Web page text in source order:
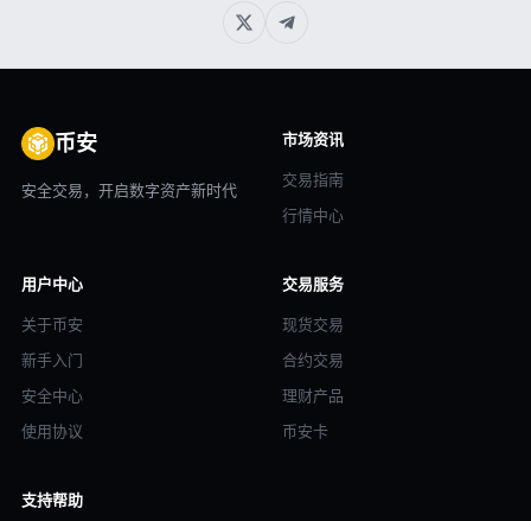
币安
安全交易，开启数字资产新时代
市场资讯
交易指南
行情中心
用户中心
关于币安
新手入门
安全中心
使用协议
交易服务
现货交易
合约交易
理财产品
币安卡
支持帮助